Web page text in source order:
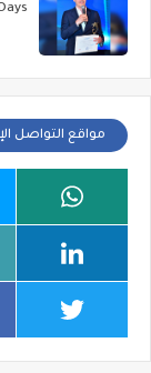
مواقع التواصل